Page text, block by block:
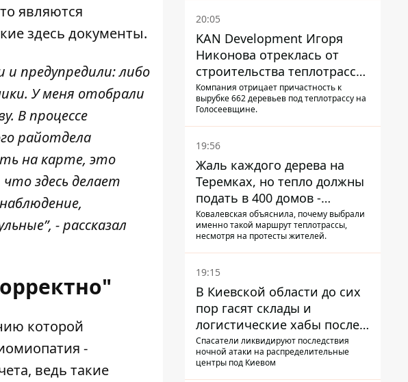
являются
здесь документы.
и предупредили: либо
У меня отобрали
В процессе
райотдела
на карте, это
здесь делает
- рассказал
которой
-
ведь такие
20:05
KAN Development Игоря
Никонова отреклась от
строительства теплотрассы
на Теремках
Компания отрицает причастность к
вырубке 662 деревьев под теплотрассу на
Голосеевщине.
19:56
Жаль каждого дерева на
Теремках, но тепло должны
подать в 400 домов -
депутат Киевсовета
Ковалевская объяснила, почему выбрали
именно такой маршрут теплотрассы,
несмотря на протесты жителей.
19:15
В Киевской области до сих
пор гасят склады и
логистические хабы после
прилетов ракет - ГСЧС
Спасатели ликвидируют последствия
ночной атаки на распределительные
центры под Киевом